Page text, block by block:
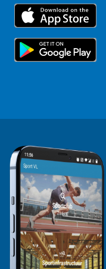
Trainers en begeleiders
Topsporters
Voor de pers